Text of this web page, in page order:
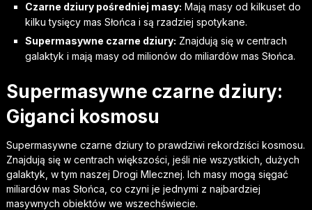
Czarne dziury pośredniej masy: Mają masy od kilkuset do
kilku tysięcy mas Słońca i są rzadziej spotykane.
Supermasywne czarne dziury: Znajdują się w centrach
galaktyk i mają masy od milionów do miliardów mas Słońca.
Supermasywne czarne dziury:
Giganci kosmosu
Supermasywne czarne dziury to prawdziwi rekordziści kosmosu.
Znajdują się w centrach większości, jeśli nie wszystkich, dużych
galaktyk, w tym naszej Drogi Mlecznej. Ich masy mogą sięgać
miliardów mas Słońca, co czyni je jednymi z najbardziej
masywnych obiektów we wszechświecie.